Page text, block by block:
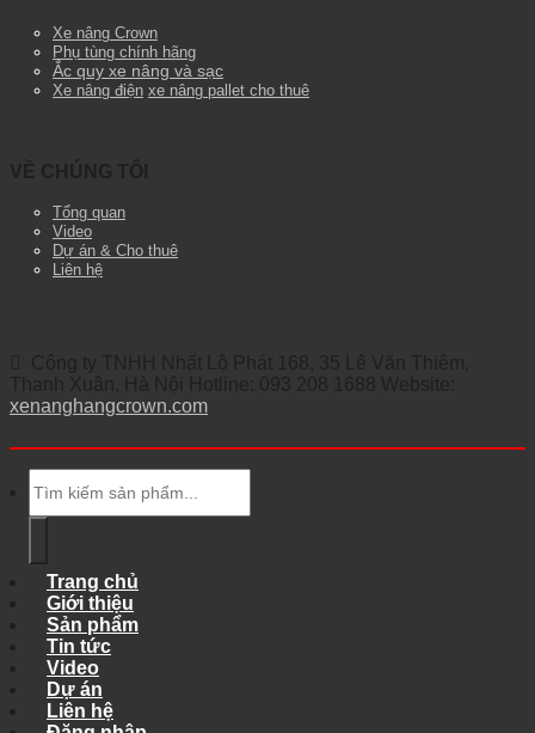
Xe nâng Crown
Phụ tùng chính hãng
Ắc quy xe nâng và sạc
Xe nâng điện xe nâng pallet cho thuê
Tổng quan
Video
Dự án & Cho thuê
Liên hệ
xenanghangcrown.com
kiếm:
Trang chủ
Giới thiệu
Sản phẩm
Tin tức
Video
Dự án
Liên hệ